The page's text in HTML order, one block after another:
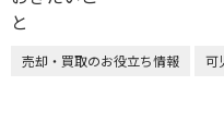
売却・買取のお役立ち情報 可